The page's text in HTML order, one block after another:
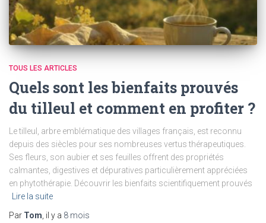
TOUS LES ARTICLES
Quels sont les bienfaits prouvés
du tilleul et comment en profiter ?
Le tilleul, arbre emblématique des villages français, est reconnu
depuis des siècles pour ses nombreuses vertus thérapeutiques.
Ses fleurs, son aubier et ses feuilles offrent des propriétés
calmantes, digestives et dépuratives particulièrement appréciées
en phytothérapie. Découvrir les bienfaits scientifiquement prouvés
Lire la suite
Par Tom, il y a 8 mois